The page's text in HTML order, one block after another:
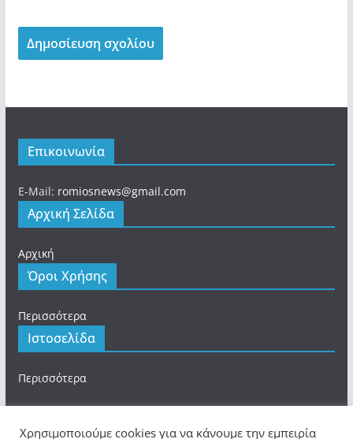
Επικοινωνία
E-Mail: romiosnews@gmail.com
Αρχική Σελίδα
Αρχική
Όροι Χρήσης
Περισσότερα
Ιστοσελίδα
Περισσότερα
Χρησιμοποιούμε cookies για να κάνουμε την εμπειρία